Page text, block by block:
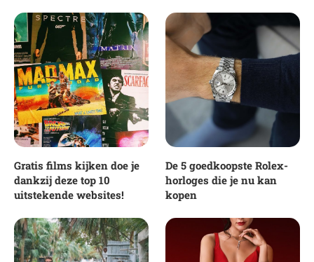
Gratis films kijken doe je
dankzij deze top 10
uitstekende websites!
De 5 goedkoopste Rolex-
horloges die je nu kan
kopen